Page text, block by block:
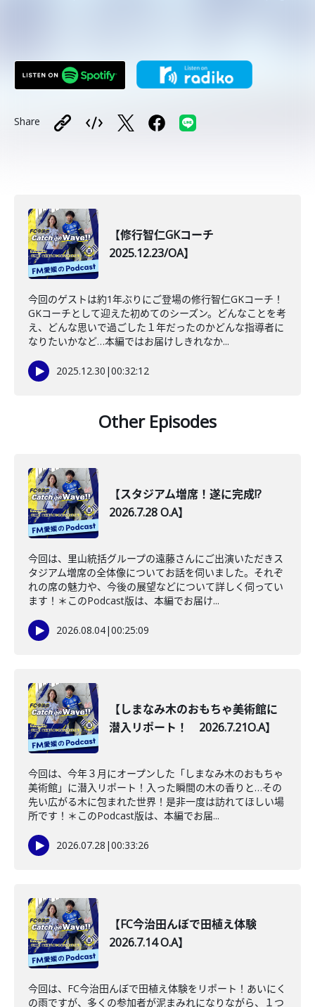
Share
【修行智仁GKコーチ
2025.12.23/OA】
今回のゲストは約1年ぶりにご登場の修行智仁GKコーチ！
GKコーチとして迎えた初めてのシーズン。どんなことを考
え、どんな思いで過ごした１年だったのかどんな指導者に
なりたいかなど…本編ではお届けしきれなか...
2025.12.30 |00:32:12
Other Episodes
【スタジアム増席！遂に完成!?
2026.7.28 O.A】
今回は、里山統括グループの遠藤さんにご出演いただきス
タジアム増席の全体像についてお話を伺いました。それぞ
れの席の魅力や、今後の展望などについて詳しく伺ってい
ます！＊このPodcast版は、本編でお届け...
2026.08.04|00:25:09
【しまなみ木のおもちゃ美術館に
潜入リポート！ 2026.7.21O.A】
今回は、今年３月にオープンした「しまなみ木のおもちゃ
美術館」に潜入リポート！入った瞬間の木の香りと…その
先い広がる木に包まれた世界！是非一度は訪れてほしい場
所です！＊このPodcast版は、本編でお届...
2026.07.28 |00:33:26
【FC今治田んぼで田植え体験
2026.7.14 O.A】
今回は、FC今治田んぼで田植え体験をリポート！あいにく
の雨ですが、多くの参加者が泥まみれになりながら、１つ